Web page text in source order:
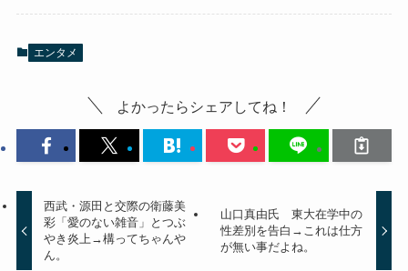
エンタメ
よかったらシェアしてね！
西武・源田と交際の衛藤美
彩「愛のない雑音」とつぶ
やき炎上→構ってちゃんや
ん。
山口真由氏 東大在学中の
性差別を告白→これは仕方
が無い事だよね。